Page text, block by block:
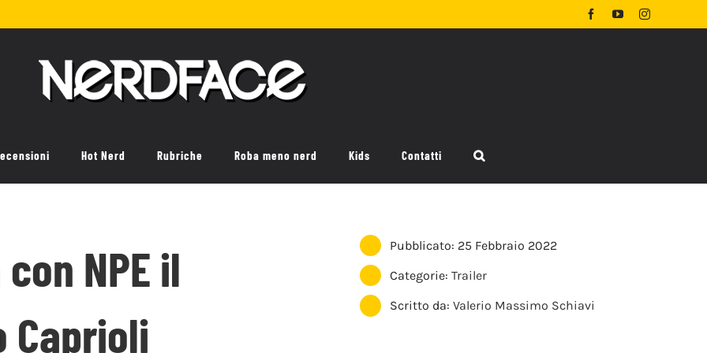
FacebookYouTubeInstagram
Hot Nerd Rubriche Roba meno nerd Kids Contatti
NPE il
Caprioli
Pubblicato: 25 Febbraio 2022
Categorie:Trailer
Scritto da:Valerio Massimo Schiavi